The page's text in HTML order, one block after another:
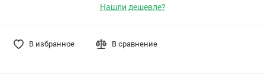
Нашли дешевле?
В избранное В сравнение